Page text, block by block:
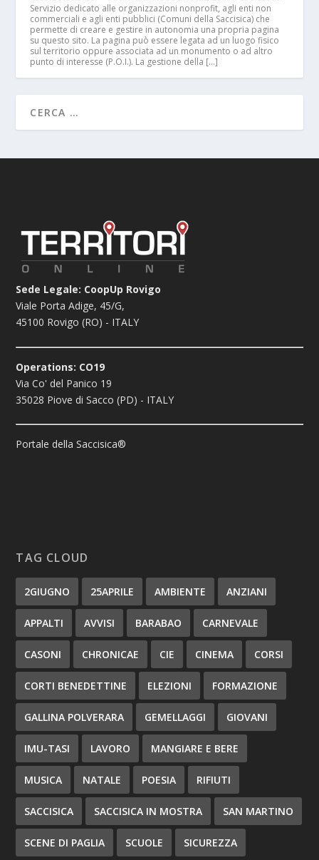
Servizio dedicato alle organizzazioni nonprofit, agli enti non
commerciali e agli enti pubblici (Comuni della Saccisica) che
permette di creare e gestire in autonomia una propria pagina
su questo sito. La pagina può essere legata ad un luogo fisico
sul territorio oppure associata ad un monumento o ad altro
punto di interesse (P.O.I.). La gestione della […]
Sede Legale: CoopUp Rovigo
Viale Porta Adige, 45/G,
45100 Rovigo (RO) - ITALY
Operations: CO19
Via Co' del Panico 19
35028 Piove di Sacco (PD) - ITALY
Portale della Saccisica®
TAG CLOUD
2GIUGNO 25APRILE AMBIENTE ANZIANI
APPALTI AVVISI BARABAO CARNEVALE
CASONI CHRONICAE CIE CINEMA CORSI
CORTI BENEDETTINE ELEZIONI FORMAZIONE
GALLINA POLVERARA GEMELLAGGI GIOVANI
IMU-TASI LAVORO MANGIARE E BERE
MUSICA NATALE POESIA RIFIUTI
SACCISICA SACCISICA IN MOSTRA SAN MARTINO
SCENE DI PAGLIA SCUOLE SICUREZZA